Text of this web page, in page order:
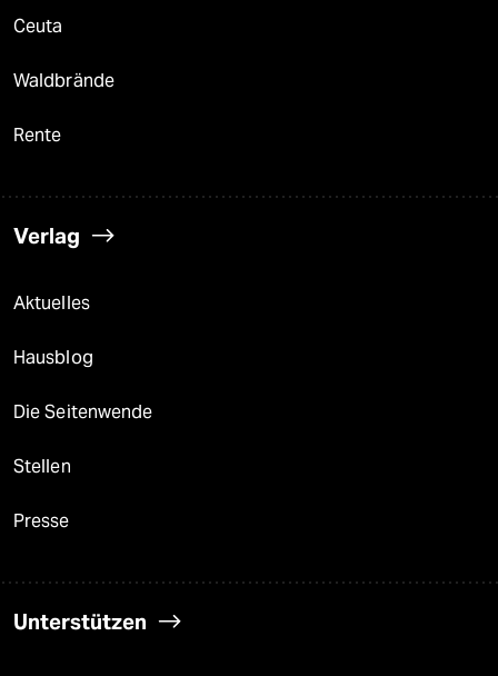
Ceuta
Waldbrände
Rente
Verlag
Aktuelles
Hausblog
Die Seitenwende
Stellen
Presse
Unterstützen